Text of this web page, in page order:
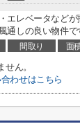
エレベータなど
通しの良い物件で
間取り 面
ん。
わせはこちら